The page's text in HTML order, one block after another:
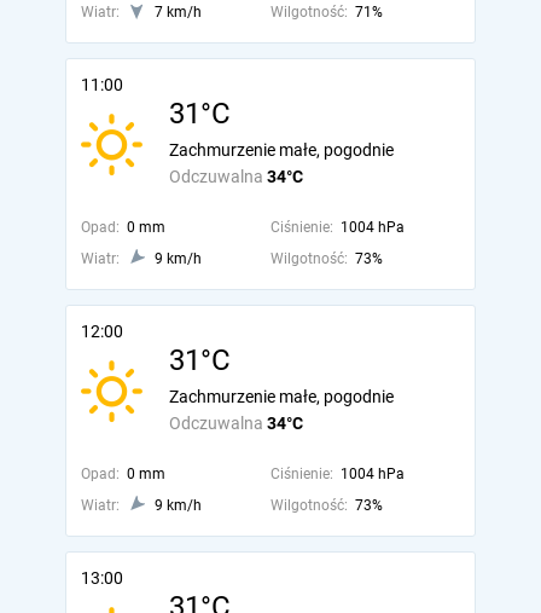
Wiatr:
7 km/h Wilgotność: 71%
11:00
31°C
Odczuwalna 34°C
Zachmurzenie małe, pogodnie
Opad: 0 mm Ciśnienie: 1004 hPa
Wiatr:
9 km/h Wilgotność: 73%
12:00
31°C
Odczuwalna 34°C
Zachmurzenie małe, pogodnie
Opad: 0 mm Ciśnienie: 1004 hPa
Wiatr:
9 km/h Wilgotność: 73%
13:00